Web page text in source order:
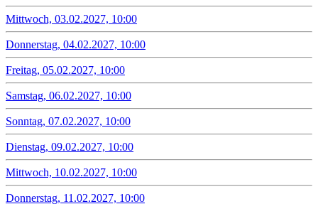
Mittwoch, 03.02.2027, 10:00
Donnerstag, 04.02.2027, 10:00
Freitag, 05.02.2027, 10:00
Samstag, 06.02.2027, 10:00
Sonntag, 07.02.2027, 10:00
Dienstag, 09.02.2027, 10:00
Mittwoch, 10.02.2027, 10:00
Donnerstag, 11.02.2027, 10:00